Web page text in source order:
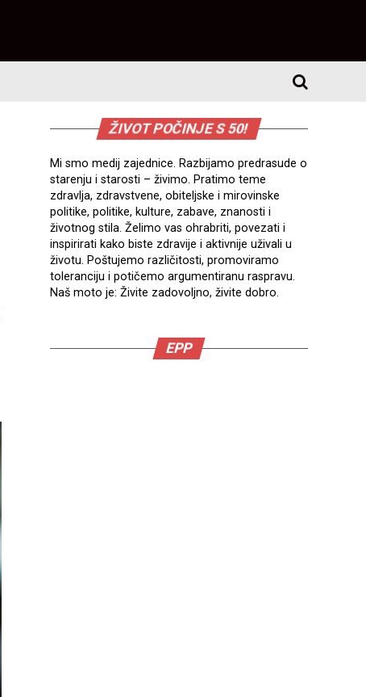
ŽIVOT POČINJE S 50!
Mi smo medij zajednice. Razbijamo predrasude o
starenju i starosti – živimo. Pratimo teme
zdravlja, zdravstvene, obiteljske i mirovinske
politike, politike, kulture, zabave, znanosti i
životnog stila. Želimo vas ohrabriti, povezati i
inspirirati kako biste zdravije i aktivnije uživali u
životu. Poštujemo različitosti, promoviramo
toleranciju i potičemo argumentiranu raspravu.
Naš moto je: Živite zadovoljno, živite dobro.
EPP